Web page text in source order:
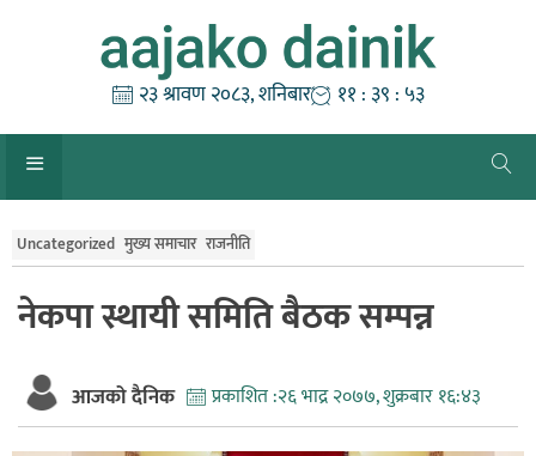
२३ श्रावण २०८३, शनिबार ११ : ३९ : ५३
Uncategorized मुख्य समाचार राजनीति
नेकपा स्थायी समिति बैठक सम्पन्न
आजको दैनिक प्रकाशित :२६ भाद्र २०७७, शुक्रबार १६:४३